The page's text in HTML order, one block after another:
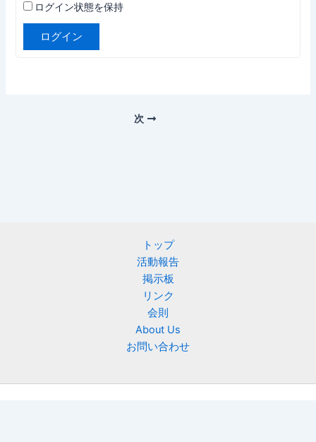
ログイン状態を保持
ログイン
次
トップ
活動報告
掲示板
リンク
会則
About Us
お問い合わせ